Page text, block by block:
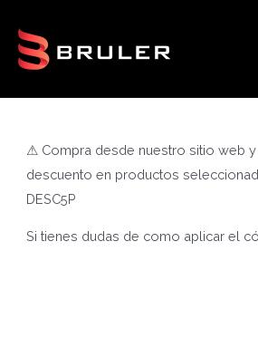
contenido
⚠ Compra desde nuestro sitio web y
descuento en productos
DESC5P
Si tienes dudas de como aplicar el